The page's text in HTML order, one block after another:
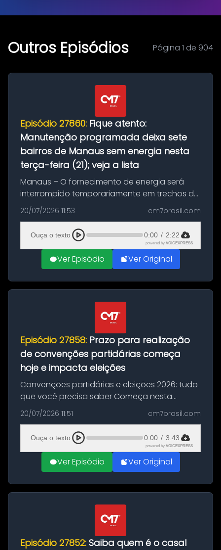
Outros Episódios Página 1 de 904
Episódio 27860: Fique atento:
Manutenção programada deixa sete
bairros de Manaus sem energia nesta
terça-feira (21); veja a lista
Manaus – O fornecimento de energia será
interrompido temporariamente em trechos de
sete bairros de Manaus nesta terça-feira (21).
A suspensão programada ocorrerá para a
execução de serviços de manuten...
20/07/2026 11:53 cm7brasil.com
Ouça o texto 0:00 / 2:22
powered by VOICEXPRESS
Ver Episódio Ver Original
Episódio 27858: Prazo para realização
de convenções partidárias começa
hoje e impacta eleições
Convenções partidárias e eleições 2026: tudo
que você precisa saber Começa nesta
segunda-feira e vai até 5 de agosto o prazo
para que partidos políticos e federações
partidárias realizem suas convençõ...
20/07/2026 11:51 cm7brasil.com
Ouça o texto 0:00 / 3:43
powered by VOICEXPRESS
Ver Episódio Ver Original
Episódio 27852: Saiba quem é o casal